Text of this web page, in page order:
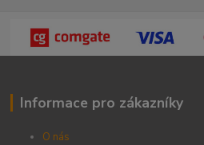
Informace pro zákazníky
O nás